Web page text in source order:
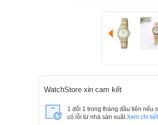
WatchStore xin cam kết
1 đổi 1 trong tháng đầu tiên nếu
có lỗi từ nhà sản xuất. Xem chi tiết